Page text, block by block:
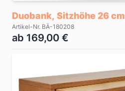
Duobank, Sitzhöhe 26 cm
Artikel-Nr. BÄ-180208
ab 169,00 €